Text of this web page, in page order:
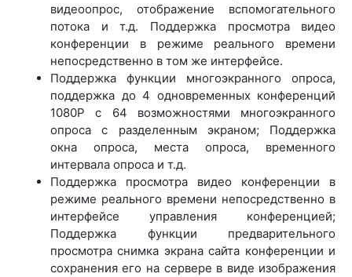
видеоопрос, отображение вспомогательного
потока и т.д. Поддержка просмотра видео
конференции в режиме реального времени
непосредственно в том же интерфейсе.
Поддержка функции многоэкранного опроса,
поддержка до 4 одновременных конференций
1080P с 64 возможностями многоэкранного
опроса с разделенным экраном; Поддержка
окна опроса, места опроса, временного
интервала опроса и т.д.
Поддержка просмотра видео конференции в
режиме реального времени непосредственно в
интерфейсе управления конференцией;
Поддержка функции предварительного
просмотра снимка экрана сайта конференции и
сохранения его на сервере в виде изображения